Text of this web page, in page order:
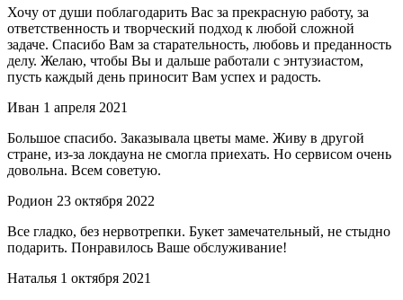
Хочу от души поблагодарить Вас за прекрасную работу, за
ответственность и творческий подход к любой сложной
задаче. Спасибо Вам за старательность, любовь и преданность
делу. Желаю, чтобы Вы и дальше работали с энтузиастом,
пусть каждый день приносит Вам успех и радость.
Иван 1 апреля 2021
Большое спасибо. Заказывала цветы маме. Живу в другой
стране, из-за локдауна не смогла приехать. Но сервисом очень
довольна. Всем советую.
Родион 23 октября 2022
Все гладко, без нервотрепки. Букет замечательный, не стыдно
подарить. Понравилось Ваше обслуживание!
Наталья 1 октября 2021